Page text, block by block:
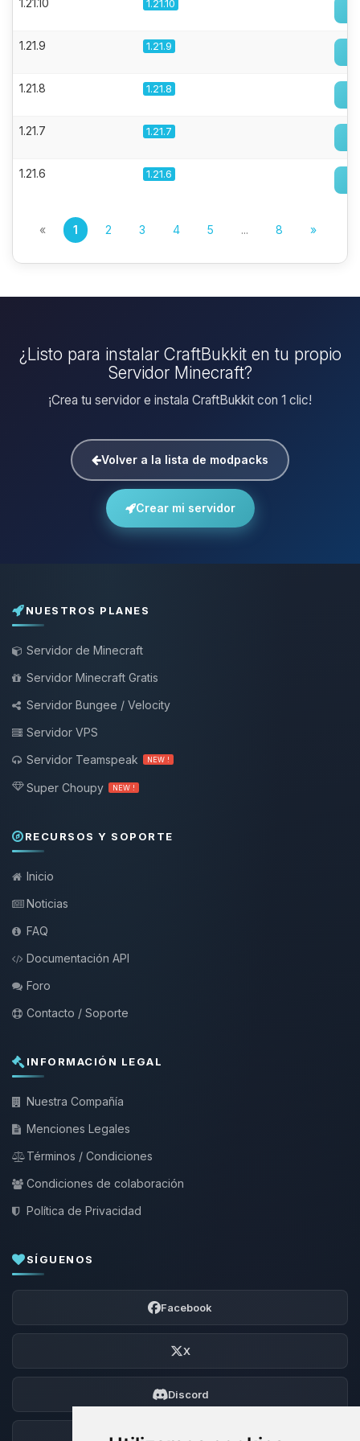
1.21.10 1.21.10
1.21.9 1.21.9
1.21.8 1.21.8
1.21.7 1.21.7
1.21.6 1.21.6
« 1 2 3 4 5 ... 8 »
¿Listo para instalar CraftBukkit en tu propio
Servidor Minecraft?
¡Crea tu servidor e instala CraftBukkit con 1 clic!
Volver a la lista de modpacks
Crear mi servidor
NUESTROS PLANES
Servidor de Minecraft
Servidor Minecraft Gratis
Servidor Bungee / Velocity
Servidor VPS
Servidor Teamspeak
NEW !
Super Choupy NEW !
RECURSOS Y SOPORTE
Inicio
Noticias
FAQ
Documentación API
Foro
Contacto / Soporte
INFORMACIÓN LEGAL
Nuestra Compañía
Menciones Legales
Términos / Condiciones
Condiciones de colaboración
Política de Privacidad
SÍGUENOS
Facebook
X
Discord
Foro